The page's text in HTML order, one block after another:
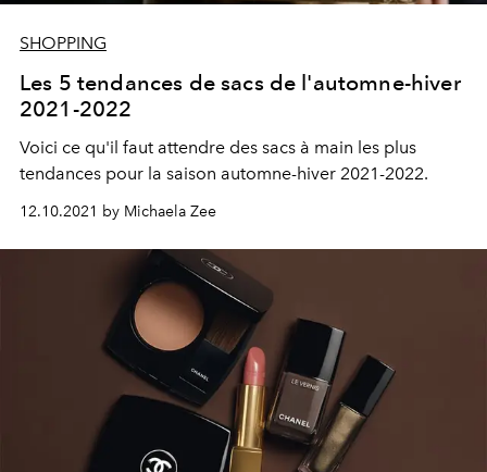
SHOPPING
Les 5 tendances de sacs de l'automne-hiver
2021-2022
Voici ce qu'il faut attendre des sacs à main les plus
tendances pour la saison automne-hiver 2021-2022.
12.10.2021 by Michaela Zee